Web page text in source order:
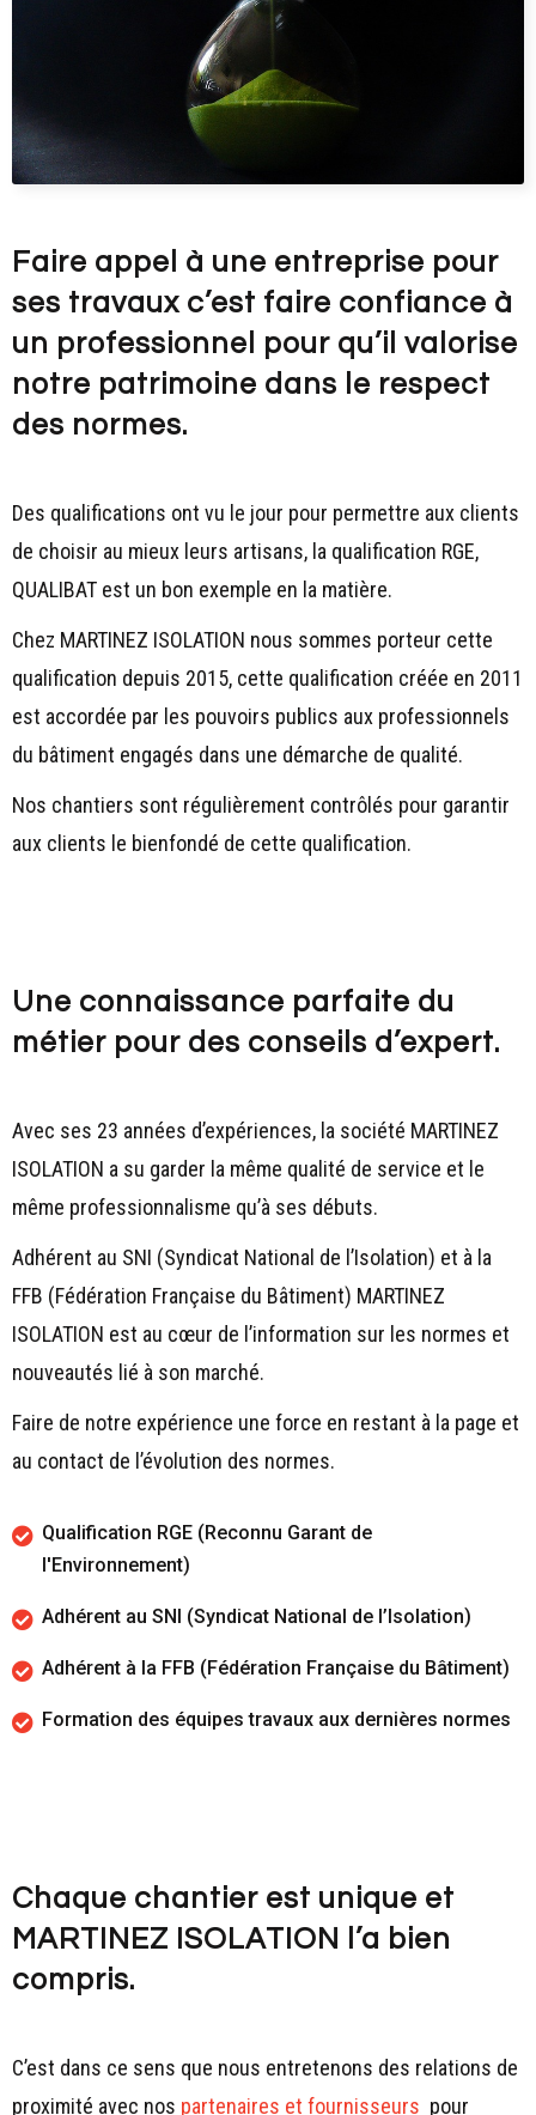
Faire appel à une entreprise pour
ses travaux c’est faire confiance à
un professionnel pour qu’il valorise
notre patrimoine dans le respect
des normes.
Des qualifications ont vu le jour pour permettre aux clients
de choisir au mieux leurs artisans, la qualification RGE,
QUALIBAT est un bon exemple en la matière.
Chez MARTINEZ ISOLATION nous sommes porteur cette
qualification depuis 2015, cette qualification créée en 2011
est accordée par les pouvoirs publics aux professionnels
du bâtiment engagés dans une démarche de qualité.
Nos chantiers sont régulièrement contrôlés pour garantir
aux clients le bienfondé de cette qualification.
Une connaissance parfaite du
métier pour des conseils d’expert.
Avec ses 23 années d’expériences, la société MARTINEZ
ISOLATION a su garder la même qualité de service et le
même professionnalisme qu’à ses débuts.
Adhérent au SNI (Syndicat National de l’Isolation) et à la
FFB (Fédération Française du Bâtiment) MARTINEZ
ISOLATION est au cœur de l’information sur les normes et
nouveautés lié à son marché.
Faire de notre expérience une force en restant à la page et
au contact de l’évolution des normes.
Qualification RGE (Reconnu Garant de
l'Environnement)
Adhérent au SNI (Syndicat National de l’Isolation)
Adhérent à la FFB (Fédération Française du Bâtiment)
Formation des équipes travaux aux dernières normes
Chaque chantier est unique et
MARTINEZ ISOLATION l’a bien
compris.
C’est dans ce sens que nous entretenons des relations de
proximité avec nos partenaires et fournisseurs pour